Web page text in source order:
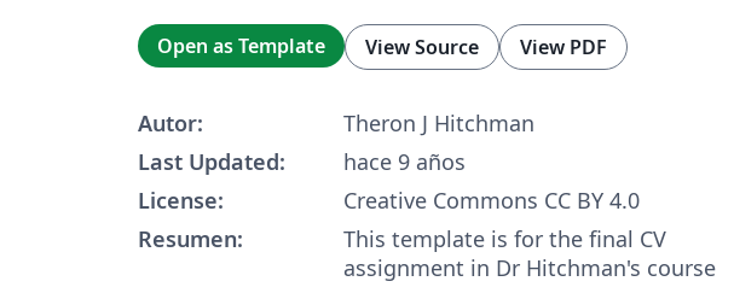
Open as Template View Source View PDF
Autor:
Theron J Hitchman
Last Updated:
hace 9 años
License:
Creative Commons CC BY 4.0
Resumen:
This template is for the final CV
assignment in Dr Hitchman's course